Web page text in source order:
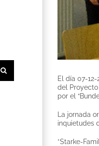
El día 07-
del Proyecto
por el
La jornada
inquietudes
*Starke-